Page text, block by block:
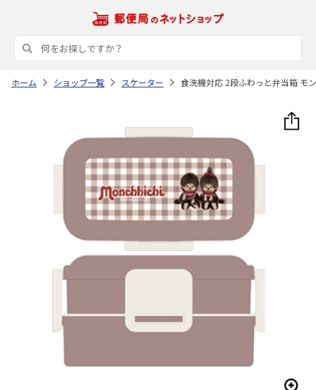
ホーム ショップ一覧 スケーター 食洗機対応 2段ふわっと弁当箱 モ